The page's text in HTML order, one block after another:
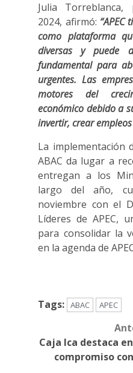
Julia Torreblanca,
2024, afirmó:
como plataforma
diversas y puede
fundamental para
urgentes. Las
motores del
económico debido a
invertir, crear
La implementación
ABAC da lugar a
entregan a los
largo del año,
noviembre con el
Líderes de APEC,
para consolidar la
en la agenda de
Tags: ABAC APEC
navigation
Caja Ica destaca
compromiso